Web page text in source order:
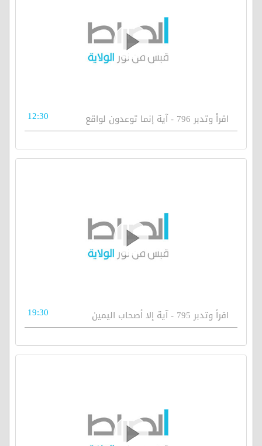
اقرأ وتدبر 796 - آية إنما توعدون لواقع 12:30
اقرأ وتدبر 795 - آية إلا أصحاب اليمين 19:30